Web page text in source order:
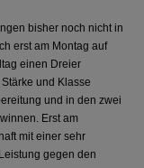
bisher noch nicht in
erst am Montag auf
einen Dreier
und Klasse
und in den zwei
Erst am
mit einer sehr
gegen den